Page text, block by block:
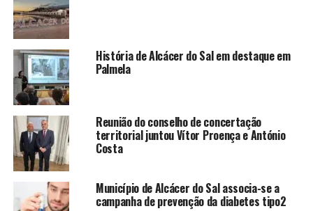
História de Alcácer do Sal em destaque em
Palmela
Reunião do conselho de concertação
territorial juntou Vítor Proença e António
Costa
Município de Alcácer do Sal associa-se a
campanha de prevenção da diabetes tipo2